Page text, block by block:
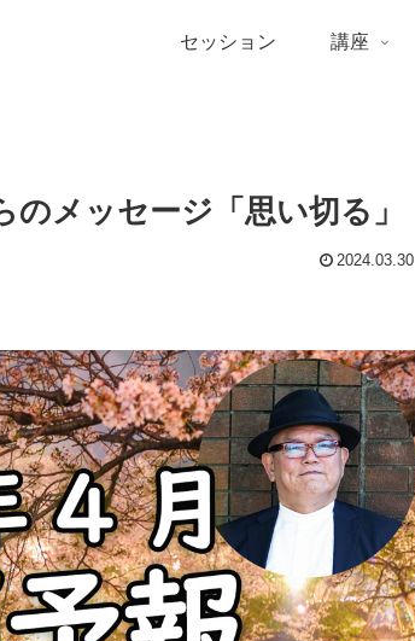
セッション 講座
のメッセージ「思い切る」
2024.03.30